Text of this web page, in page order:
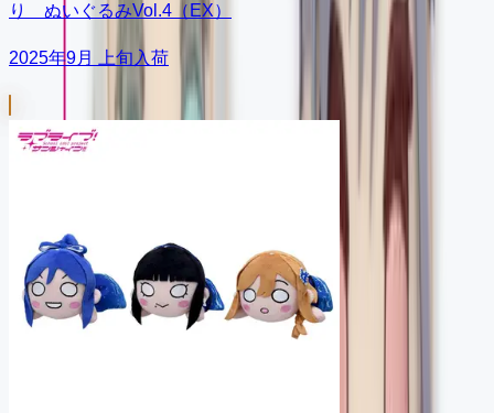
り ぬいぐるみVol.4（EX）
2025年9月 上旬入荷